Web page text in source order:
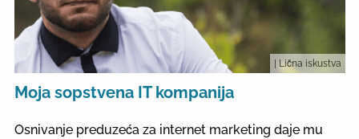
| Lična iskustva
Moja sopstvena IT kompanija
Osnivanje preduzeća za internet marketing daje mu